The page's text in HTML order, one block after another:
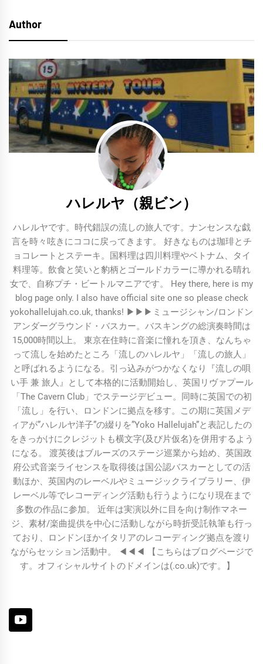
ー
シ
ョ
ン
Author
ハレルヤ（親ビン）
ハレルヤです。時代錯誤の流しの旅人です。ナンセンスな戯
言を時々呟きにココに戻ってきます。 好きなものは珈琲とチ
ョコレートとステーキ。国料理は四川料理やベトナム、タイ
料理等。飲食と笑いと豹柄とゴールドカラーに導かれる晴れ
女で、自称プチ・ビートルマニアです。 Hey there, here is my
blog page only. I also have official site one so please check
yokohallelujah.co.uk, thanks! ▶︎▶︎▶︎ミュージシャン/ロンドン
アンダーグラウンド・バスカー。バスキングの総演奏時間は
15,000時間以上。 東京在住時に音楽に憧れを頂き、なんちゃ
って流しを始めたところ「流しのハレルヤ」「流しの旅人」
と呼ばれるようになる。引っ込みがつかなくなり『流しの唄
い手 兼 旅人』として本格的に活動開始し、英国リヴァプール
「The Cavern Club」でステージデビュー。同時に英国での初
「流し」を行い、ロンドンに拠点を移す。この期に英国メデ
ィアが”ハレルヤ洋子”の綴りを”Yoko Hallelujah”と表記したの
をきっかけにクレジットも横文字(及び片仮名)を併用するよう
になる。 渡英後はブルーズのステージ巡業から始め、英国政
府公式音楽ライセンスを取得後は国公認バスカーとしての活
動ほか、英国内のレーベルやミュージックライブラリー、伊
レーベル等でレコーディング活動も行うようになり現在まで
多数の作品に参加。 近年は実演以外に目を向け制作マネー
ジ、素材/楽曲提供を中心に活動しながら時折受託執筆も行っ
ており、ロンドンほかイタリアのレコーディング拠点を渡り
ながらセッション活動中。 ◀︎◀︎◀︎ 【こちらはブログページで
す。オフィシャルサイトのドメインは(.co.uk)です。】